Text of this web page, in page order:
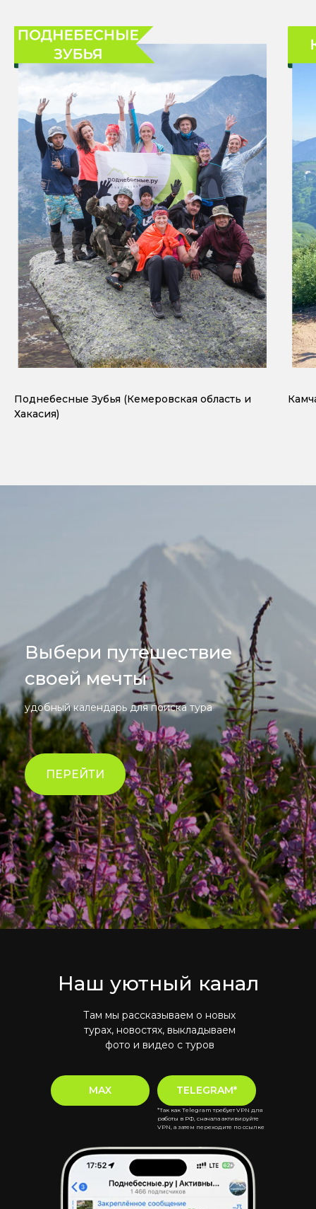
Поднебесные Зубья (Кемеровская область и
Хакасия)
Выбери путешествие
своей мечты
удобный календарь для поиска тура
ПЕРЕЙТИ
Наш уютный канал
Там мы рассказываем о новых
турах, новостях, выкладываем
фото и видео с туров
TELEGRAM*
MAX
*Так как Telegram требует VPN для
работы в РФ, сначала активируйте
VPN, а затем переходите по ссылке